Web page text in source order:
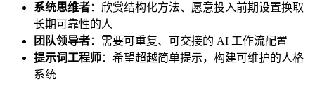
系统思维者：欣赏结构化方法、愿意投入前期设置换取
长期可靠性的人
团队领导者：需要可重复、可交接的 AI 工作流配置
提示词工程师：希望超越简单提示，构建可维护的人格
系统